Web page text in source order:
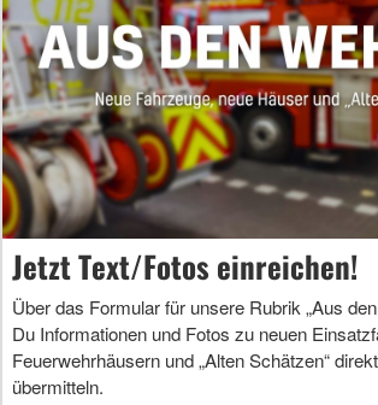
Jetzt Text/Fotos einreichen!
Über das Formular für unsere Rubrik „Aus
Du Informationen und Fotos zu neuen
Feuerwehrhäusern und „Alten Schätzen“
übermitteln.